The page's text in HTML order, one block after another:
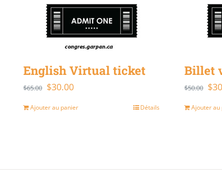
English Virtual ticket
$65.00 Le
$30.00Le
Ajouter au panier Détails
Billet
$50.00 Le
$
Ajouter au